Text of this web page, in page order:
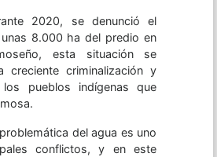
2020, se denunció el
8.000 ha del predio en
esta situación se
creciente criminalización y
pueblos indígenas que
del agua es uno
conflictos, y en este